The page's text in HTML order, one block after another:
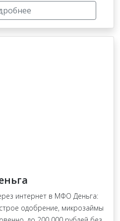
интернет в МФО Деньга:
одобрение, микрозаймы